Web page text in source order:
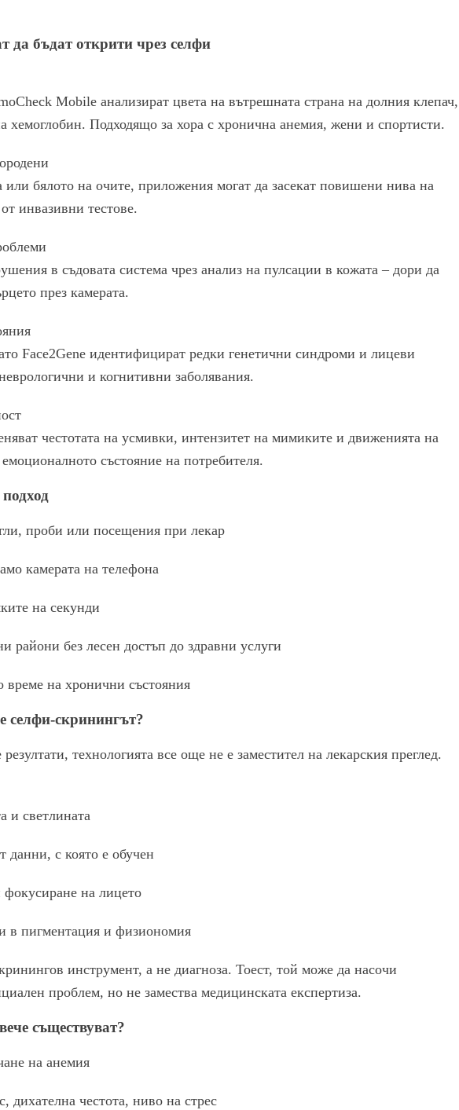
да бъдат открити чрез селфи
Mobile анализират цвета на вътрешната страна на долния клепач,
хемоглобин. Подходящо за хора с хронична анемия, жени и спортисти.
или бялото на очите, приложения могат да засекат повишени нива на
инвазивни тестове.
в съдовата система чрез анализ на пулсации в кожата – дори да
през камерата.
Face2Gene идентифицират редки генетични синдроми и лицеви
и когнитивни заболявания.
честотата на усмивки, интензитет на мимиките и движенията на
състояние на потребителя.
проби или посещения при лекар
камерата на телефона
на секунди
райони без лесен достъп до здравни услуги
време на хронични състояния
селфи-скринингът?
технологията все още не е заместител на лекарския преглед.
и светлината
данни, с която е обучен
на лицето
в пигментация и физиономия
инструмент, а не диагноза. Тоест, той може да насочи
проблем, но не замества медицинската експертиза.
съществуват?
на анемия
дихателна честота, ниво на стрес